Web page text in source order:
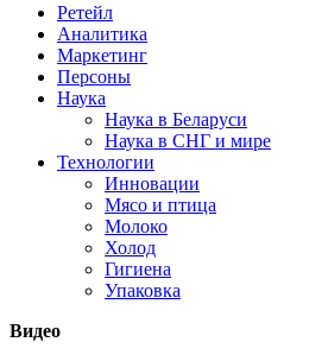
Ретейл
Аналитика
Маркетинг
Персоны
Наука
Наука в Беларуси
Наука в СНГ и мире
Технологии
Инновации
Мясо и птица
Молоко
Холод
Гигиена
Упаковка
Видео